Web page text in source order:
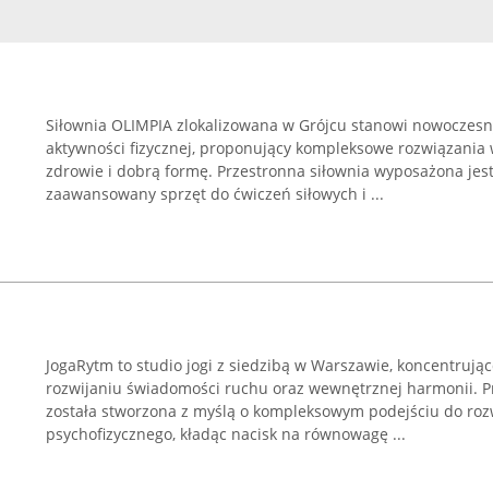
Siłownia OLIMPIA zlokalizowana w Grójcu stanowi
aktywności fizycznej, proponujący kompleksowe rozwiązania
zdrowie i dobrą formę. Przestronna siłownia wyposażona
zaawansowany sprzęt do ćwiczeń siłowych i ...
JogaRytm to studio jogi z siedzibą w Warszawie,
rozwijaniu świadomości ruchu oraz wewnętrznej harmonii.
została stworzona z myślą o kompleksowym podejściu do
psychofizycznego, kładąc nacisk na równowagę ...